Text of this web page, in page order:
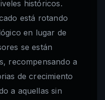
históricos.
está rotando
en lugar de
se están
recompensando a
de crecimiento
a aquellas sin